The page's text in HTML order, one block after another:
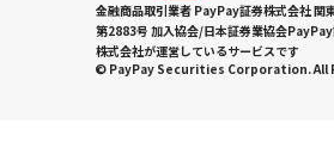
金融商品取引業者 PayPay証券株式会社 関
第2883号 加入協会/日本証券業協会
株式会社が運営しているサービスです
© PayPay Securities Corporation. All